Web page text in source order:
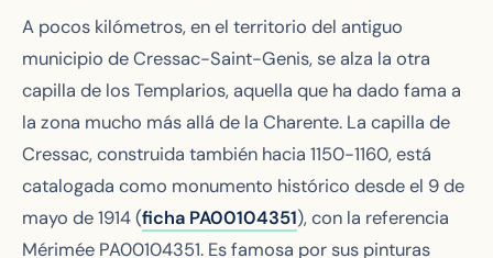
A pocos kilómetros, en el territorio del antiguo
municipio de Cressac-Saint-Genis, se alza la otra
capilla de los Templarios, aquella que ha dado fama a
la zona mucho más allá de la Charente. La capilla de
Cressac, construida también hacia 1150-1160, está
catalogada como monumento histórico desde el 9 de
mayo de 1914 (ficha PA00104351), con la referencia
Mérimée PA00104351. Es famosa por sus pinturas